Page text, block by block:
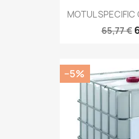
MOTUL
65,77 €
−5%